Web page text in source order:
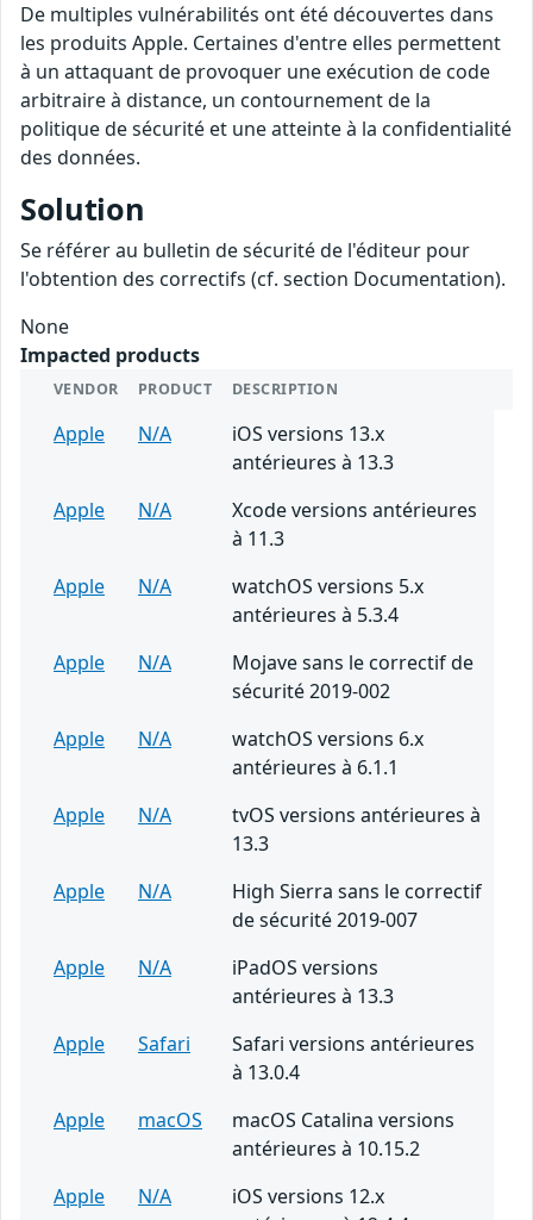
De multiples vulnérabilités ont été découvertes dans
les produits Apple. Certaines d'entre elles permettent
à un attaquant de provoquer une exécution de code
arbitraire à distance, un contournement de la
politique de sécurité et une atteinte à la confidentialité
des données.
Solution
Se référer au bulletin de sécurité de l'éditeur pour
l'obtention des correctifs (cf. section Documentation).
None
Impacted products
VENDOR PRODUCT DESCRIPTION
Apple N/A
iOS versions 13.x
antérieures à 13.3
Apple
N/A
Xcode versions antérieures
à 11.3
Apple
N/A
watchOS versions 5.x
antérieures à 5.3.4
Apple
N/A
Mojave sans le correctif de
sécurité 2019-002
Apple
N/A
watchOS versions 6.x
antérieures à 6.1.1
Apple
N/A
tvOS versions antérieures à
13.3
Apple
N/A
High Sierra sans le correctif
de sécurité 2019-007
Apple
N/A
iPadOS versions
antérieures à 13.3
Apple
Safari
Safari versions antérieures
à 13.0.4
Apple
macOS
macOS Catalina versions
antérieures à 10.15.2
Apple
N/A
iOS versions 12.x